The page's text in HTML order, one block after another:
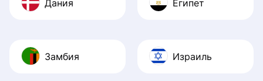
Дания Египет
Замбия Израиль